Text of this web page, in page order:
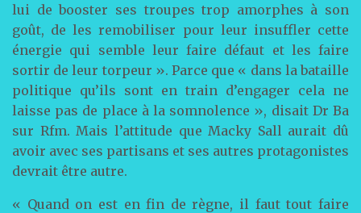
lui de booster ses troupes trop amorphes à son
goût, de les remobiliser pour leur insuffler cette
énergie qui semble leur faire défaut et les faire
sortir de leur torpeur ». Parce que « dans la bataille
politique qu’ils sont en train d’engager cela ne
laisse pas de place à la somnolence », disait Dr Ba
sur Rfm. Mais l’attitude que Macky Sall aurait dû
avoir avec ses partisans et ses autres protagonistes
devrait être autre.
« Quand on est en fin de règne, il faut tout faire